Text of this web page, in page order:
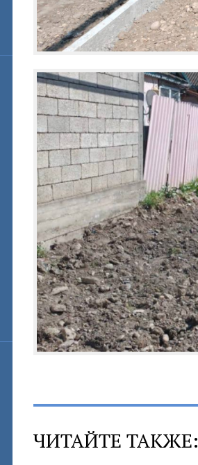
ЧИТАЙТЕ ТАКЖЕ: